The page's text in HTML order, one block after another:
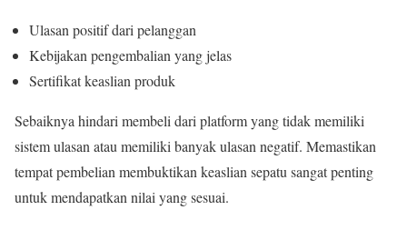
Ulasan positif dari pelanggan
Kebijakan pengembalian yang jelas
Sertifikat keaslian produk
Sebaiknya hindari membeli dari platform yang tidak memiliki
sistem ulasan atau memiliki banyak ulasan negatif. Memastikan
tempat pembelian membuktikan keaslian sepatu sangat penting
untuk mendapatkan nilai yang sesuai.